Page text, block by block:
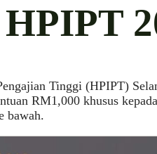
Tinggi (HPIPT)
RM1,000 khusus
bawah.